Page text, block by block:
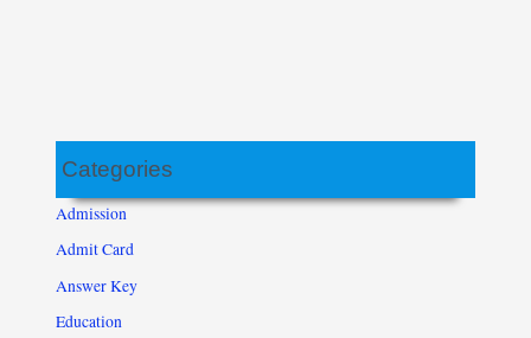
Categories
Admission
Admit Card
Answer Key
Education